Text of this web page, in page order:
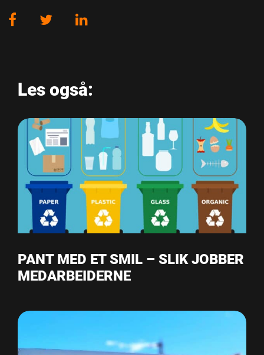
Les også:
PANT MED ET SMIL – SLIK JOBBER
MEDARBEIDERNE